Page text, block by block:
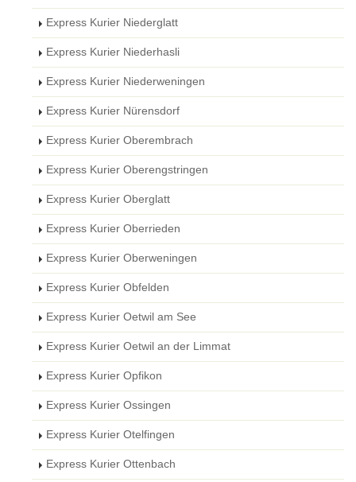
Express Kurier Niederglatt
Express Kurier Niederhasli
Express Kurier Niederweningen
Express Kurier Nürensdorf
Express Kurier Oberembrach
Express Kurier Oberengstringen
Express Kurier Oberglatt
Express Kurier Oberrieden
Express Kurier Oberweningen
Express Kurier Obfelden
Express Kurier Oetwil am See
Express Kurier Oetwil an der Limmat
Express Kurier Opfikon
Express Kurier Ossingen
Express Kurier Otelfingen
Express Kurier Ottenbach